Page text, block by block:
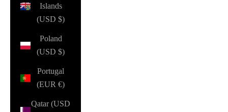
Islands
(USD $)
Poland
(USD $)
Portugal
(EUR €)
Qatar (USD